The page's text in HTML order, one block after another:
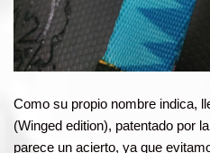
Como su propio nombre indica,
(Winged edition), patentado por
parece un acierto, ya que